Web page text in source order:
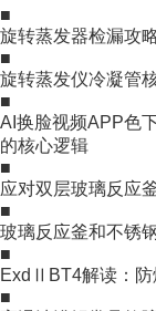
■
旋转蒸发器检漏攻
■
旋转蒸发仪冷凝管
■
AI换脸视频APP色
的核心逻辑
■
应对双层玻璃反应
■
玻璃反应釜和不锈
■
ExdⅡBT4解读：
■